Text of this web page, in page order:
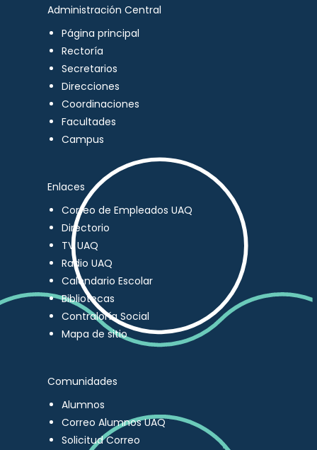
Administración Central
Página principal
Rectoría
Secretarios
Direcciones
Coordinaciones
Facultades
Campus
Enlaces
Correo de Empleados UAQ
Directorio
TV UAQ
Radio UAQ
Calendario Escolar
Bibliotecas
Contraloría Social
Mapa de sitio
Comunidades
Alumnos
Correo Alumnos UAQ
Solicitud Correo